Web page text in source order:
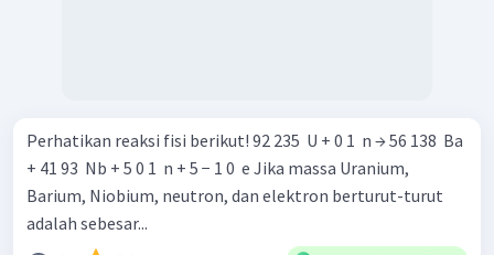
Perhatikan reaksi fisi berikut! 92 235 ​ U + 0 1 ​ n → 56 138 ​ Ba
+ 41 93 ​ Nb + 5 0 1 ​ n + 5 − 1 0 ​ e Jika massa Uranium,
Barium, Niobium, neutron, dan elektron berturut-turut
adalah sebesar...